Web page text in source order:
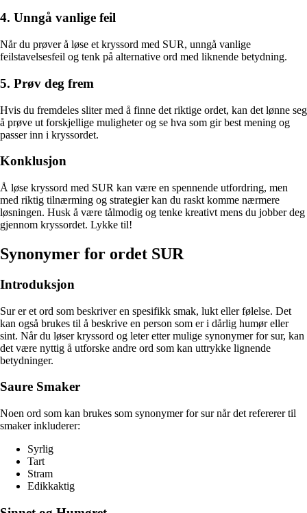
4. Unngå vanlige feil
Når du prøver å løse et kryssord med SUR, unngå vanlige
feilstavelsesfeil og tenk på alternative ord med liknende betydning.
5. Prøv deg frem
Hvis du fremdeles sliter med å finne det riktige ordet, kan det lønne seg
å prøve ut forskjellige muligheter og se hva som gir best mening og
passer inn i kryssordet.
Konklusjon
Å løse kryssord med SUR kan være en spennende utfordring, men
med riktig tilnærming og strategier kan du raskt komme nærmere
løsningen. Husk å være tålmodig og tenke kreativt mens du jobber deg
gjennom kryssordet. Lykke til!
Synonymer for ordet SUR
Introduksjon
Sur er et ord som beskriver en spesifikk smak, lukt eller følelse. Det
kan også brukes til å beskrive en person som er i dårlig humør eller
sint. Når du løser kryssord og leter etter mulige synonymer for sur, kan
det være nyttig å utforske andre ord som kan uttrykke lignende
betydninger.
Saure Smaker
Noen ord som kan brukes som synonymer for sur når det refererer til
smaker inkluderer:
Syrlig
Tart
Stram
Edikkaktig